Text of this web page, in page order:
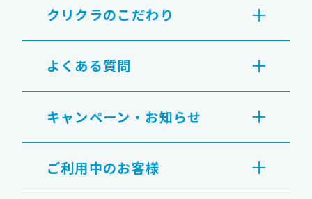
クリクラのこだわり
よくある質問
キャンペーン・お知らせ
ご利用中のお客様